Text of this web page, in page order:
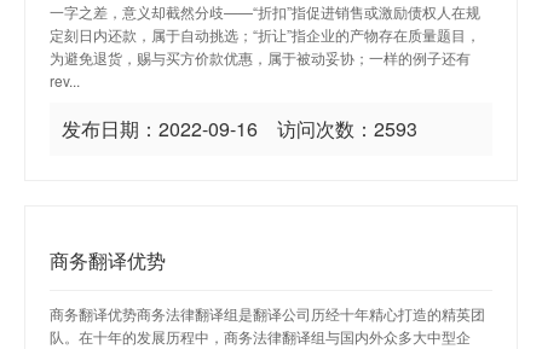
一字之差，意义却截然分歧——“折扣”指促进销售或激励债权人在规
定刻日内还款，属于自动挑选；“折让”指企业的产物存在质量题目，
为避免退货，赐与买方价款优惠，属于被动妥协；一样的例子还有
rev...
发布日期：2022-09-16 访问次数：2593
商务翻译优势
商务翻译优势商务法律翻译组是翻译公司历经十年精心打造的精英团
队。在十年的发展历程中，商务法律翻译组与国内外众多大中型企